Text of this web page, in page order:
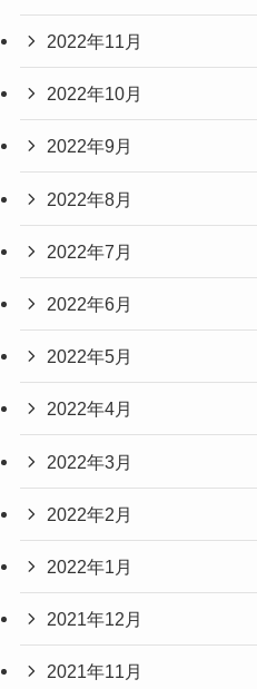
2022年11月
2022年10月
2022年9月
2022年8月
2022年7月
2022年6月
2022年5月
2022年4月
2022年3月
2022年2月
2022年1月
2021年12月
2021年11月